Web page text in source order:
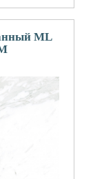
ML